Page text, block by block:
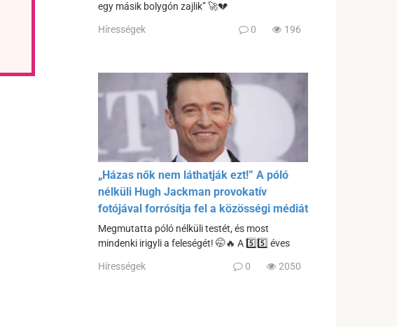
egy másik bolygón zajlik” 🚀💔
Hírességek 0 196
„Házas nők nem láthatják ezt!” A póló
nélküli Hugh Jackman provokatív
fotójával forrósítja fel a közösségi médiát
Megmutatta póló nélküli testét, és most
mindenki irigyli a feleségét! 🤭🔥 A 5️⃣5️⃣ éves
Hírességek 0 2050